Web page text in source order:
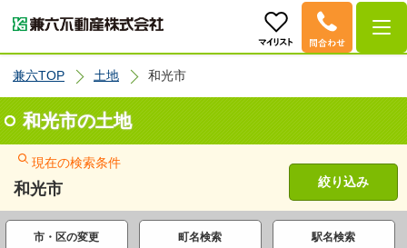
兼六TOP 土地 和光市
和光市の土地
現在の検索条件
和光市 絞り込み
市・区の変更 町名検索 駅名検索